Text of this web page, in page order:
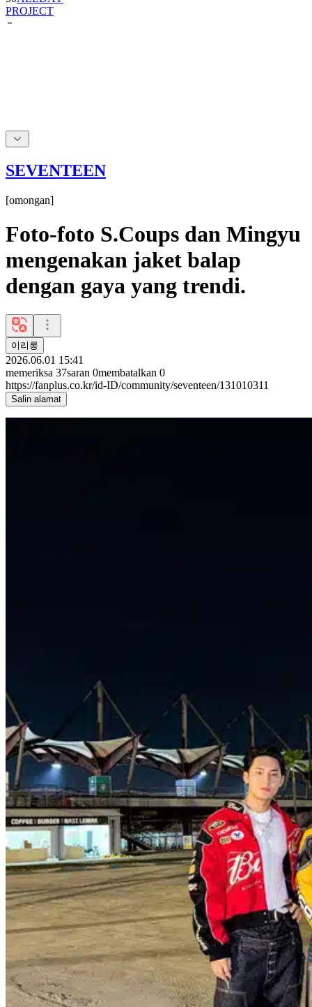
SEVENTEEN
[omongan]
Foto-foto S.Coups dan Mingyu
mengenakan jaket balap
dengan gaya yang trendi.
이리롱
2026.06.01 15:41
memeriksa 37saran 0membatalkan 0
https://fanplus.co.kr/id-ID/community/seventeen/131010311
Salin alamat